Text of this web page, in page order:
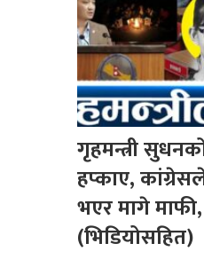
गृहमन्त्री
हप्काए,
भएर मागे
(भिडियोसहित)